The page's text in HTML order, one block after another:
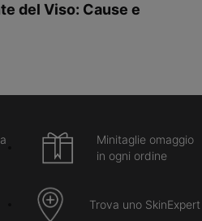
del Viso: Cause e
Minitaglie omaggio
in ogni ordine
Trova uno SkinExpert